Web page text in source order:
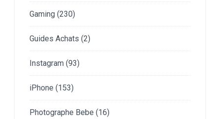
Gaming (230)
Guides Achats (2)
Instagram (93)
iPhone (153)
Photographe Bebe (16)